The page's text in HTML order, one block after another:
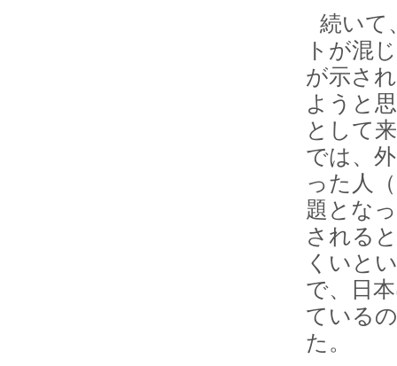
続いて
トが混
が示さ
ようと
として
では、
った人
題とな
される
くいと
で、日
ている
た。